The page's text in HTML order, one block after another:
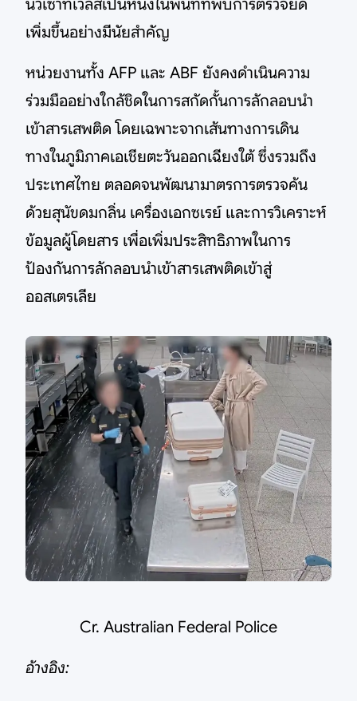
นิวเซาท์เวลส์เป็นหนึ่งในพื้นที่ที่พบการตรวจยึด
เพิ่มขึ้นอย่างมีนัยสำคัญ
หน่วยงานทั้ง AFP และ ABF ยังคงดำเนินความ
ร่วมมืออย่างใกล้ชิดในการสกัดกั้นการลักลอบนำ
เข้าสารเสพติด โดยเฉพาะจากเส้นทางการเดิน
ทางในภูมิภาคเอเชียตะวันออกเฉียงใต้ ซึ่งรวมถึง
ประเทศไทย ตลอดจนพัฒนามาตรการตรวจค้น
ด้วยสุนัขดมกลิ่น เครื่องเอกซเรย์ และการวิเคราะห์
ข้อมูลผู้โดยสาร เพื่อเพิ่มประสิทธิภาพในการ
ป้องกันการลักลอบนำเข้าสารเสพติดเข้าสู่
ออสเตรเลีย
Cr. Australian Federal Police
อ้างอิง: